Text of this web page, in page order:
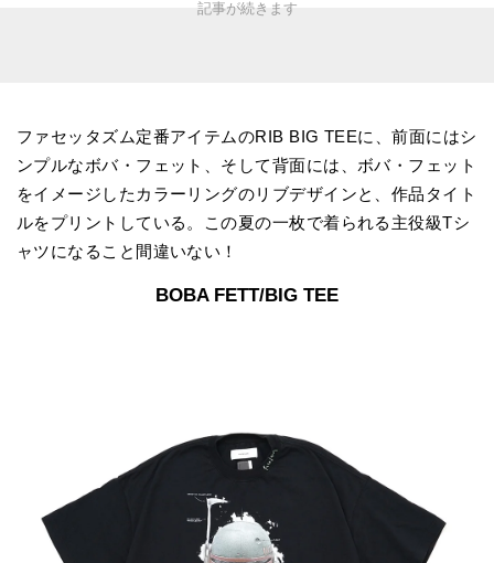
ファセッタズム定番アイテムのRIB BIG TEEに、前面にはシ
ンプルなボバ・フェット、そして背面には、ボバ・フェット
をイメージしたカラーリングのリブデザインと、作品タイト
ルをプリントしている。この夏の一枚で着られる主役級Tシ
ャツになること間違いない！
BOBA FETT/BIG TEE